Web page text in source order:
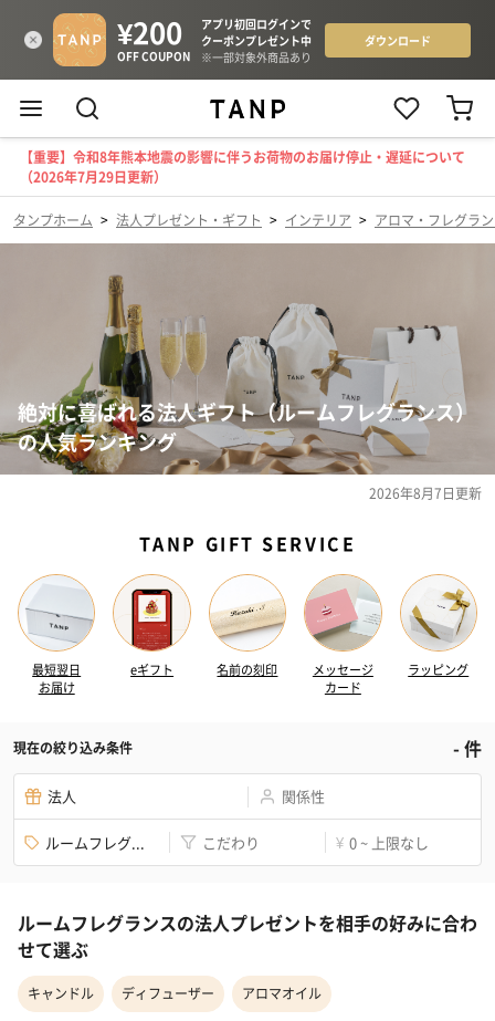
【重要】令和8年熊本地震の影響に伴うお荷物のお届け停止・遅延について
（2026年7月29日更新）
タンプホーム > 法人プレゼント・ギフト > インテリア > アロマ・フレグラ
絶対に喜ばれる法人ギフト（ルームフレグランス）
の人気ランキング
2026年8月7日更新
TANP GIFT SERVICE
最短翌日
お届け
eギフト 名前の刻印
メッセージ
カード
ラッピング
現在の絞り込み条件 -件
法人 関係性
ルームフレグ... こだわり ¥ 0 ~ 上限なし
ルームフレグランスの法人プレゼントを相手の好みに合わ
せて選ぶ
キャンドル ディフューザー アロマオイル